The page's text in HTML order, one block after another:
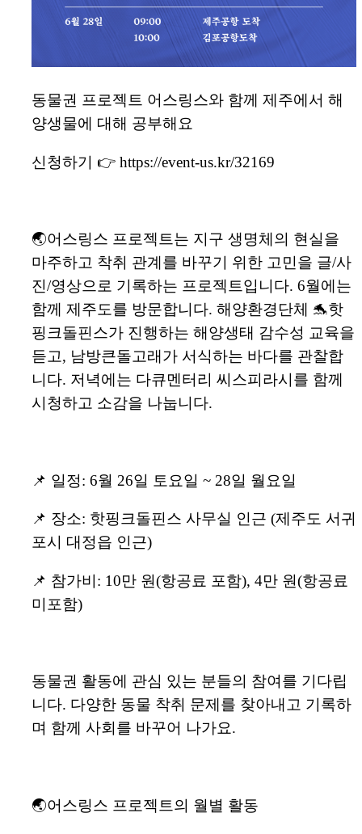
동물권 프로젝트 어스링스와 함께 제주에서 해
양생물에 대해 공부해요
신청하기 👉 https://event-us.kr/32169
🌏어스링스 프로젝트는 지구 생명체의 현실을
마주하고 착취 관계를 바꾸기 위한 고민을 글/사
진/영상으로 기록하는 프로젝트입니다. 6월에는
함께 제주도를 방문합니다. 해양환경단체 🐬핫
핑크돌핀스가 진행하는 해양생태 감수성 교육을
듣고, 남방큰돌고래가 서식하는 바다를 관찰합
니다. 저녁에는 다큐멘터리 씨스피라시를 함께
시청하고 소감을 나눕니다.
📌 일정: 6월 26일 토요일 ~ 28일 월요일
📌 장소: 핫핑크돌핀스 사무실 인근 (제주도 서귀
포시 대정읍 인근)
📌 참가비: 10만 원(항공료 포함), 4만 원(항공료
미포함)
동물권 활동에 관심 있는 분들의 참여를 기다립
니다. 다양한 동물 착취 문제를 찾아내고 기록하
며 함께 사회를 바꾸어 나가요.
🌏어스링스 프로젝트의 월별 활동